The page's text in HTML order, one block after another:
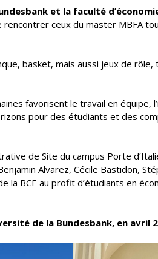
et la faculté
ceux du master MBFA
basket, mais aussi jeux de
favorisent le travail en équipe,
pour des étudiants et des
de Site du campus Porte
Alvarez, Cécile Bastidon,
la BCE au profit d’étudiants en
de la Bundesbank, en avril